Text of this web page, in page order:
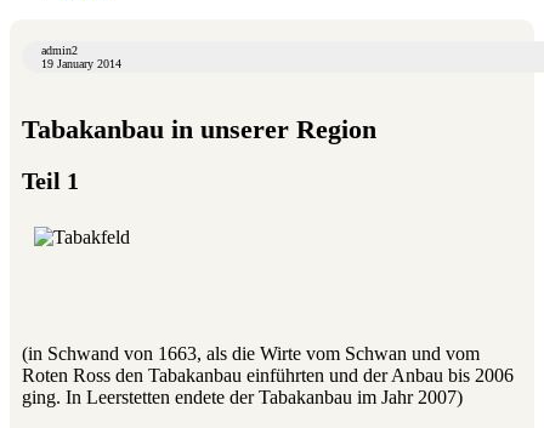
admin2
19 January 2014
Tabakanbau in unserer Region
Teil 1
(in Schwand von 1663, als die Wirte vom Schwan und vom
Roten Ross den Tabakanbau einführten und der Anbau bis 2006
ging. In Leerstetten endete der Tabakanbau im Jahr 2007)